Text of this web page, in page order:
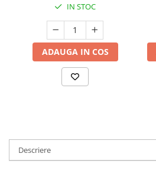
IN STOC
ADAUGA IN COS
Descriere